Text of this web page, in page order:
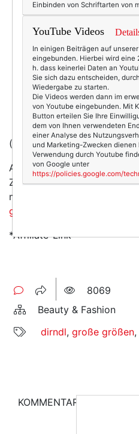
(Foto/Kaufen:navabi*)
Angesichts der vielen
Zeit sehen durfte, finde ich
mehr als angenehm - aber
gestern
*Affiliate-Link
8069
Beauty & Fashion
dirndl, große größen,
KOMMENTAR
Einbinden von Schriftarten von
YouTube Videos
In einigen Beiträgen auf
eingebunden. Hierbei wird eine
h. dass keinerlei Daten an
Sie sich dazu entscheiden,
Wiedergabe zu starten.
Die Videos werden dann im
von Youtube eingebunden. Mit
Button erteilen Sie Ihre
dem von Ihnen verwendeten
einer Analyse des
und Marketing-Zwecken
Verwendung durch Youtube
von Google unter
https://policies.google.com/